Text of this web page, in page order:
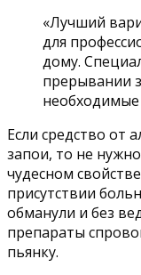
«Лучший
для
дому.
прерывании
Если средство от
запои, то не
чудесном
присутствии
обманули и без
препараты
пьянку.